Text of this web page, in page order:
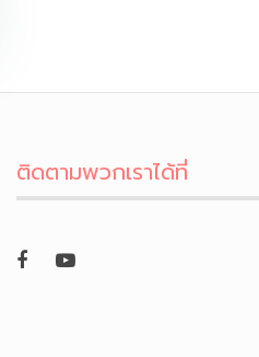
ติดตามพวกเราได้ที่